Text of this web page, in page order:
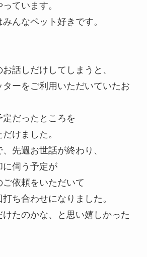
ています。
みんなペット好きです。
話しだけしてしまうと、
ーをご利用いただいていたお
だったところを
けました。
先週お世話が終わり、
に伺う予定が
ご依頼をいただいて
ち合わせになりました。
たのかな、と思い嬉しかった